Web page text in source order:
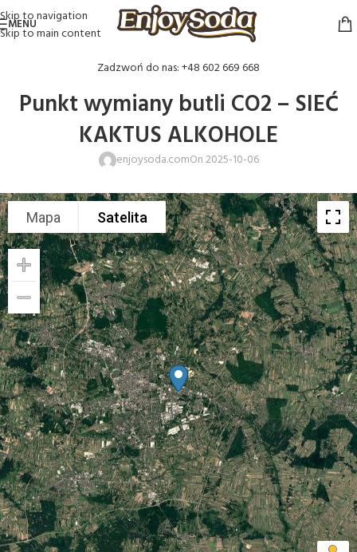
Skip to navigation
Skip to main content
MENU
Zadzwoń do nas: +48 602 669 668
Punkt wymiany butli CO2 – SIEĆ
KAKTUS ALKOHOLE
enjoysoda.comOn 2025-10-06
Mapa Satelita